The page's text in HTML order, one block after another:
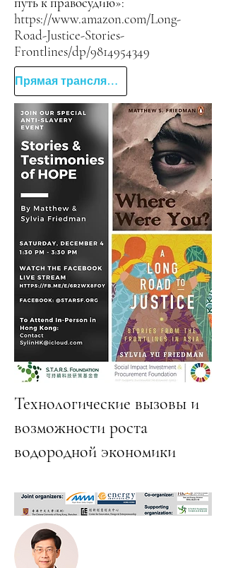
https://www.amazon.com/Long-
Road-Justice-Stories-
Frontlines/dp/9814954349
Прямая трансляция
Технологические вызовы и
возможности роста
водородной экономики